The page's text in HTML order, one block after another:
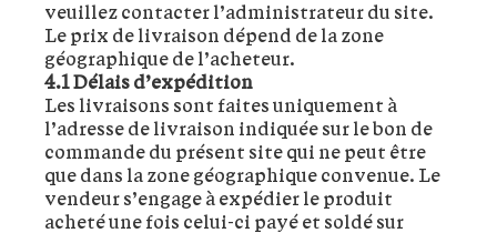
veuillez contacter l’administrateur du site.
Le prix de livraison dépend de la zone
géographique de l’acheteur.
4.1 Délais d’expédition
Les livraisons sont faites uniquement à
l’adresse de livraison indiquée sur le bon de
commande du présent site qui ne peut être
que dans la zone géographique convenue. Le
vendeur s’engage à expédier le produit
acheté une fois celui-ci payé et soldé sur